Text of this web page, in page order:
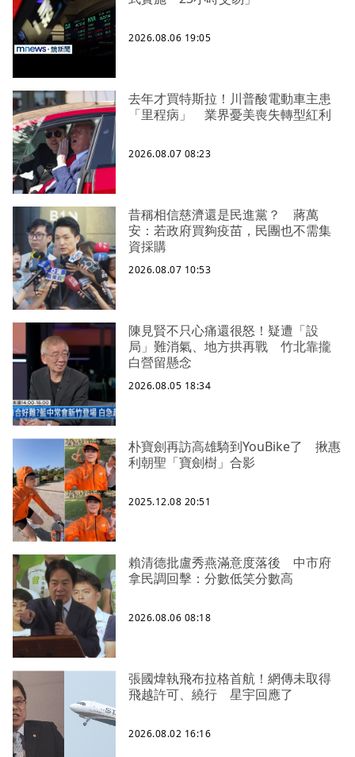
2026.08.06 19:05
去年才買特斯拉！川普酸電動車主患
「里程病」 業界憂美喪失轉型紅利
2026.08.07 08:23
昔稱相信慈濟還是民進黨？ 蔣萬
安：若政府買夠疫苗，民團也不需集
資採購
2026.08.07 10:53
陳見賢不只心痛還很怒！疑遭「設
局」難消氣、地方拱再戰 竹北靠攏
白營留懸念
2026.08.05 18:34
朴寶劍再訪高雄騎到YouBike了 揪惠
利朝聖「寶劍樹」合影
2025.12.08 20:51
賴清德批盧秀燕滿意度落後 中市府
拿民調回擊：分數低笑分數高
2026.08.06 08:18
張國煒執飛布拉格首航！網傳未取得
飛越許可、繞行 星宇回應了
2026.08.02 16:16